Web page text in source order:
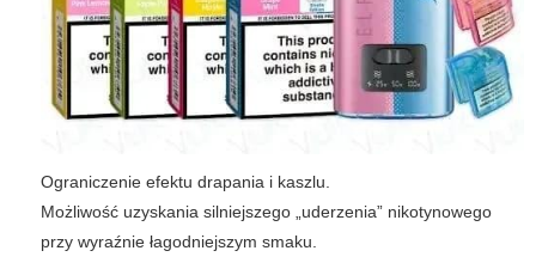
Ograniczenie efektu drapania i kaszlu.
Możliwość uzyskania silniejszego „uderzenia” nikotynowego
przy wyraźnie łagodniejszym smaku.